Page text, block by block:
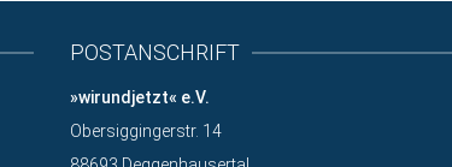
POSTANSCHRIFT
»wirundjetzt« e.V.
Obersiggingerstr. 14